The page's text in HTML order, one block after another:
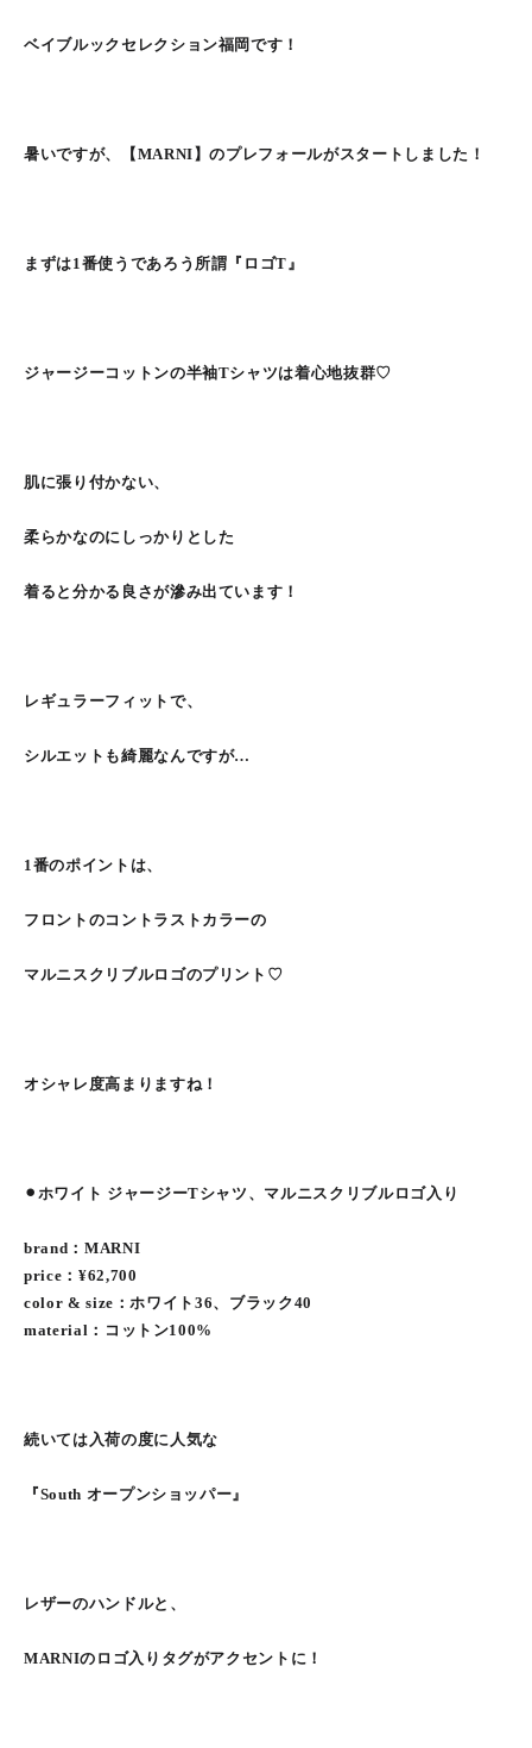
ベイブルックセレクション福岡です！
暑いですが、【MARNI】のプレフォールがスタートしました！
まずは1番使うであろう所謂『ロゴT』
ジャージーコットンの半袖Tシャツは着心地抜群♡
肌に張り付かない、
柔らかなのにしっかりとした
着ると分かる良さが滲み出ています！
レギュラーフィットで、
シルエットも綺麗なんですが…
1番のポイントは、
フロントのコントラストカラーの
マルニスクリブルロゴのプリント♡
オシャレ度高まりますね！
⚫︎ホワイト ジャージーTシャツ、マルニスクリブルロゴ入り
brand：MARNI
price：¥62,700
color & size：ホワイト36、ブラック40
material：コットン100%
続いては入荷の度に人気な
『South オープンショッパー』
レザーのハンドルと、
MARNIのロゴ入りタグがアクセントに！